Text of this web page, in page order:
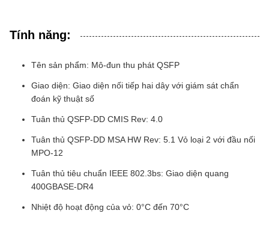
Tính năng:
Tên sản phẩm: Mô-đun thu phát QSFP
Giao diện: Giao diện nối tiếp hai dây với giám sát chẩn
đoán kỹ thuật số
Tuân thủ QSFP-DD CMIS Rev: 4.0
Tuân thủ QSFP-DD MSA HW Rev: 5.1 Vỏ loại 2 với đầu nối
MPO-12
Tuân thủ tiêu chuẩn IEEE 802.3bs: Giao diện quang
400GBASE-DR4
Nhiệt độ hoạt động của vỏ: 0°C đến 70°C